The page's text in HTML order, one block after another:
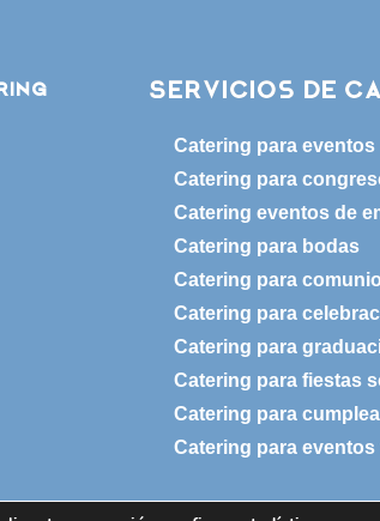
Servicios de
Catering para eventos
Catering para
Catering eventos de
Catering para bodas
Catering para
Catering para
Catering para
Catering para fiestas
Catering para
Catering para eventos